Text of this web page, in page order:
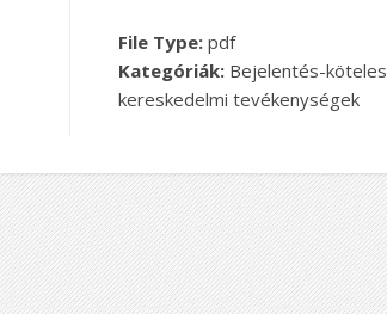
File Type: pdf
Kategóriák:Bejelentés-köteles
kereskedelmi tevékenységek